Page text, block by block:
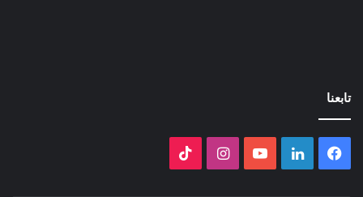
تابعنا
فيسبوك لينكدإن ‫YouTubeانستقرام